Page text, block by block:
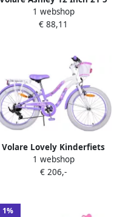
cm Meisjes Terugtraprem
Donkerroze
1 webshop
€ 88,11
Volare Lovely Kinderfiets
Meisjes 20 inch Paars 7
versnellingen
1 webshop
€ 206,-
1%